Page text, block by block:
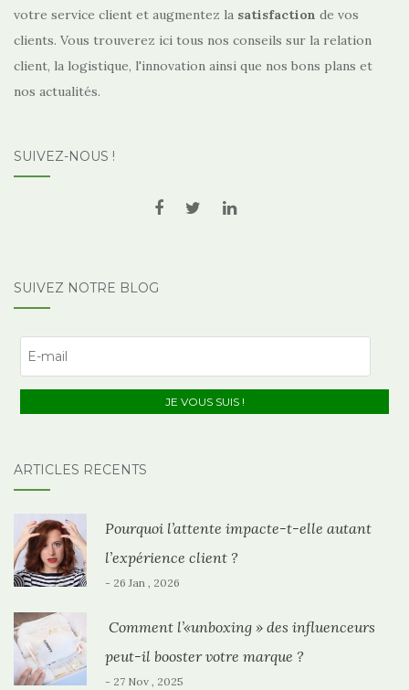
votre service client et augmentez la satisfaction de vos
clients. Vous trouverez ici tous nos conseils sur la relation
client, la logistique, l'innovation ainsi que nos bons plans et
nos actualités.
SUIVEZ-NOUS !
SUIVEZ NOTRE BLOG
ARTICLES RÉCENTS
Pourquoi l’attente impacte-t-elle autant
l’expérience client ?
- 26 Jan , 2026
Comment l’«unboxing » des influenceurs
peut-il booster votre marque ?
- 27 Nov , 2025